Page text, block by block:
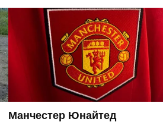
Манчестер Юнайтед